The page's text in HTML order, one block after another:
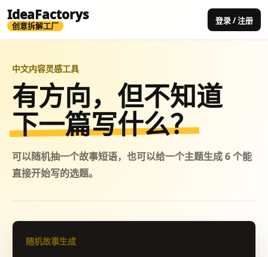
IdeaFactorys
创意拆解工厂
登录 / 注册
中文内容灵感工具
有方向，但不知道
下一篇写什么？
可以随机抽一个故事短语，也可以给一个主题生成 6 个能
直接开始写的选题。
随机故事生成